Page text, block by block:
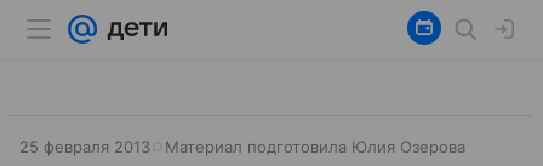
25 февраля 2013 Материал подготовила Юлия Озерова